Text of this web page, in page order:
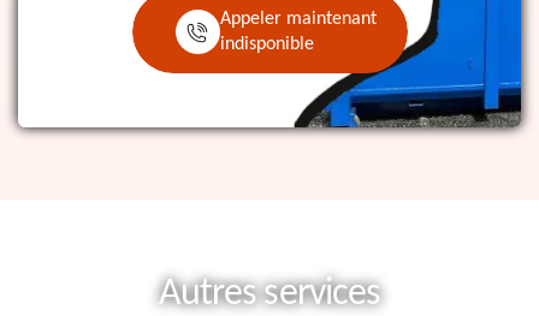
Appeler maintenant
indisponible
Autres services